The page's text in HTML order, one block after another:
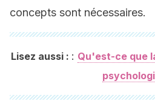
concepts sont nécessaires.
Lisez aussi : : Qu'est-ce que